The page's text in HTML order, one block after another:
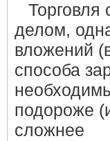
Торговля
делом,
вложений
способа
подороже
сложнее